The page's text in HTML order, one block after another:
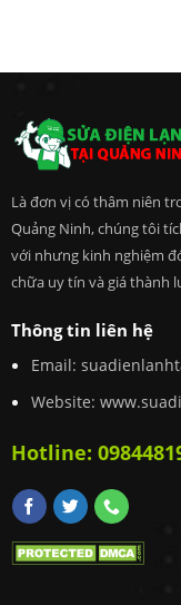
Là đơn vị có thâm niên
Quảng Ninh, chúng tôi
với nhưng kinh nghiệm
chữa uy tín và giá thành
Thông tin liên hệ
Email:
Website:
Hotline: